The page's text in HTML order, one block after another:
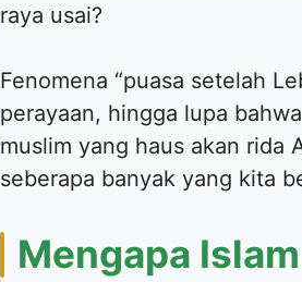
raya usai?
Fenomena “puasa setelah
perayaan, hingga lupa
muslim yang haus akan rida
seberapa banyak yang kita
Mengapa